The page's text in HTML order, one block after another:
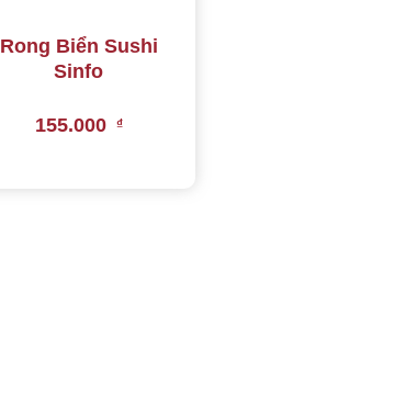
Rong Biển Sushi
Sinfo
155.000 ₫